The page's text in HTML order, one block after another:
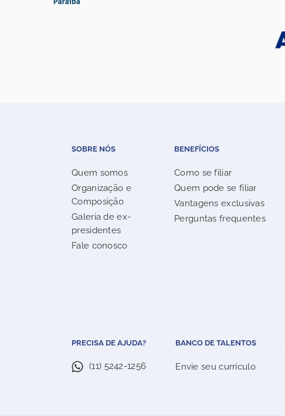
SOBRE NÓS
Quem somos
Organização e
Composição
Galeria de ex-
presidentes
Fale conosco
BENEFÍCIOS
Como se filiar
Quem pode se filiar
Vantagens exclusivas
Perguntas frequentes
PRECISA DE AJUDA?
(11) 5242-1256
BANCO DE TALENTOS
Envie seu currículo